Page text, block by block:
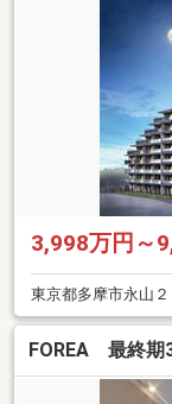
3,998万円～
東京都多摩市永山２
FOREA 最終期